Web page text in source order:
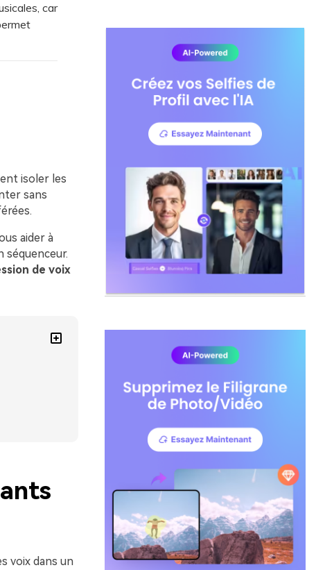
car
isoler les
sans
aider à
séquenceur.
de voix
voix dans un